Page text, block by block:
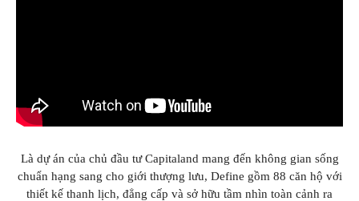
Là dự án của chủ đầu tư Capitaland mang đến không gian sống
chuẩn hạng sang cho giới thượng lưu, Define gồm 88 căn hộ với
thiết kế thanh lịch, đẳng cấp và sở hữu tầm nhìn toàn cảnh ra